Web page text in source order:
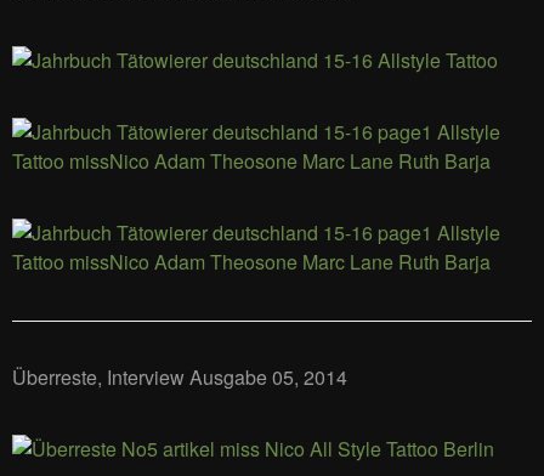
Überreste, Interview Ausgabe 05, 2014